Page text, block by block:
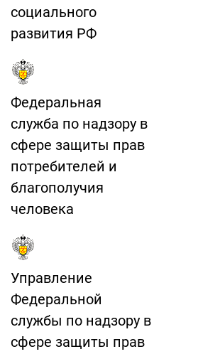
социального
развития РФ
Федеральная
служба по надзору в
сфере защиты прав
потребителей и
благополучия
человека
Управление
Федеральной
службы по надзору в
сфере защиты прав